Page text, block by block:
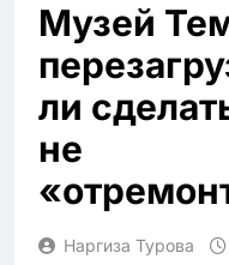
Музей
ли
не
Наргиза Турова